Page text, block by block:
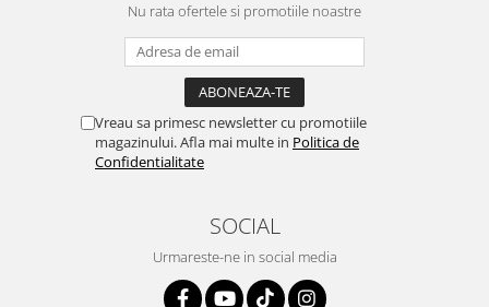
Nu rata ofertele si promotiile noastre
Vreau sa primesc newsletter cu promotiile
magazinului. Afla mai multe in Politica de
Confidentialitate
SOCIAL
Urmareste-ne in social media